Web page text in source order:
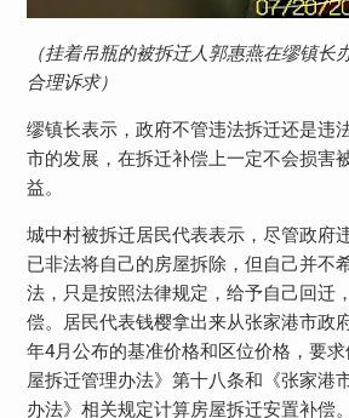
（挂着吊瓶的被拆迁人郭惠燕在缪镇长
合理诉求）
缪镇长表示，政府不管违法拆迁还是违
市的发展，在拆迁补偿上一定不会损害
益。
城中村被拆迁居民代表表示，尽管政府
已非法将自己的房屋拆除，但自己并不
法，只是按照法律规定，给予自己回迁
偿。居民代表钱樱拿出来从张家港市政
年4月公布的基准价格和区位价格，要
屋拆迁管理办法》第十八条和《张家港
办法》相关规定计算房屋拆迁安置补偿。